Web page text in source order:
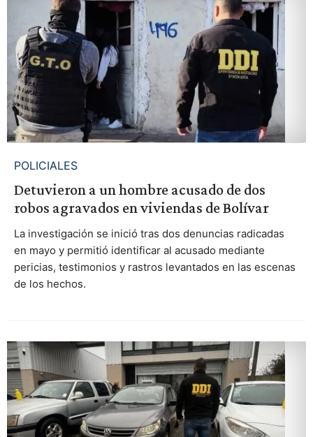
POLICIALES
Detuvieron a un hombre acusado de dos
robos agravados en viviendas de Bolívar
La investigación se inició tras dos denuncias radicadas
en mayo y permitió identificar al acusado mediante
pericias, testimonios y rastros levantados en las escenas
de los hechos.